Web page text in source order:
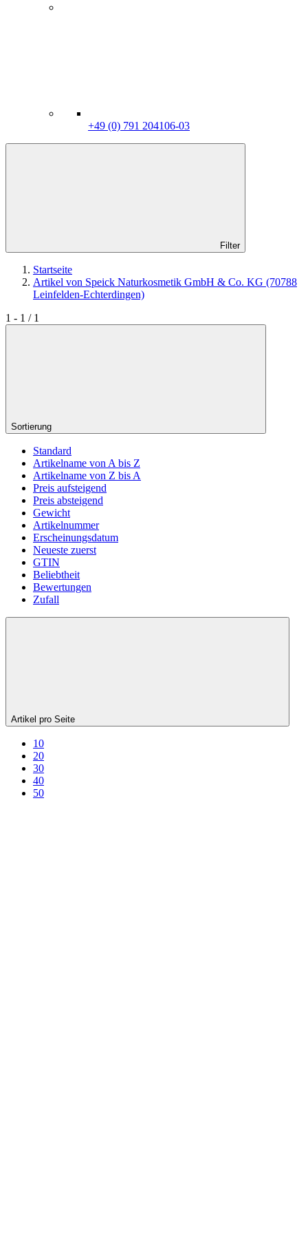
+49 (0) 791 204106-03
Filter
Startseite
Artikel von Speick Naturkosmetik GmbH & Co. KG (70788
Leinfelden-Echterdingen)
1 - 1 / 1
Sortierung
Standard
Artikelname von A bis Z
Artikelname von Z bis A
Preis aufsteigend
Preis absteigend
Gewicht
Artikelnummer
Erscheinungsdatum
Neueste zuerst
GTIN
Beliebtheit
Bewertungen
Zufall
Artikel pro Seite
10
20
30
40
50